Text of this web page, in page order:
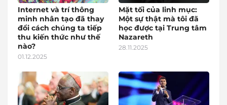
Internet và trí thông
minh nhân tạo đã thay
đổi cách chúng ta tiếp
thu kiến thức như thế
nào?
01.12.2025
Mặt tối của linh mục:
Một sự thật mà tôi đã
học được tại Trung tâm
Nazareth
28.11.2025